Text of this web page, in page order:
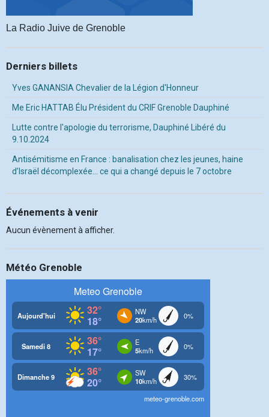
La Radio Juive de Grenoble
Derniers billets
Yves GANANSIA Chevalier de la Légion d'Honneur
Me Eric HATTAB Élu Président du CRIF Grenoble Dauphiné
Lutte contre l'apologie du terrorisme, Dauphiné Libéré du
9.10.2024
Antisémitisme en France : banalisation chez les jeunes, haine
d’Israël décomplexée… ce qui a changé depuis le 7 octobre
Événements à venir
Aucun évènement à afficher.
Météo Grenoble